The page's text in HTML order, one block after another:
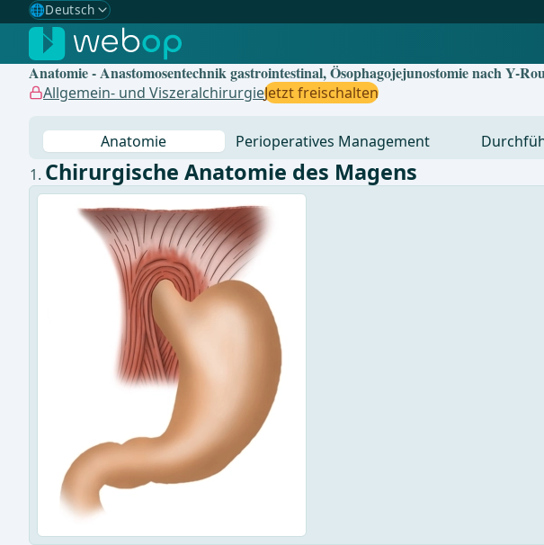
🌐Deutsch
Gewählte Sprache: Deutsch
🇩🇪 Deutsch ✓
🇬🇧English
🇧🇷Brasilianisch
Anatomie - Anastomosentechnik gastrointestinal, Ösophagojejunostomie nach Y-
Allgemein- und ViszeralchirurgieJetzt freischalten
Anatomie Perioperatives Management
Chirurgische Anatomie des Magens